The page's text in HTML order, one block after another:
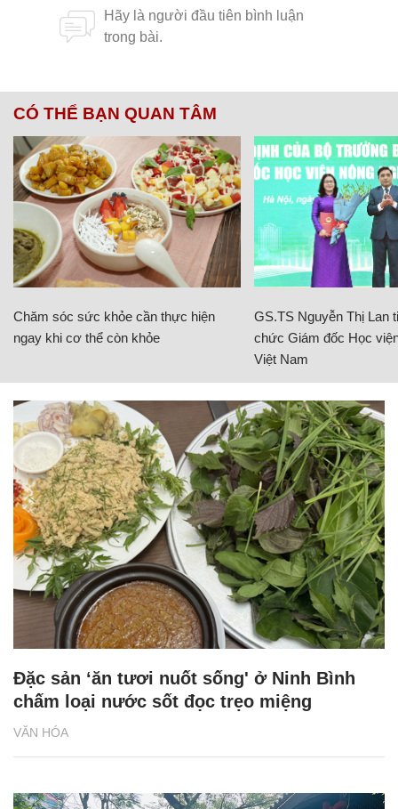
CÓ THỂ BẠN QUAN TÂM
Chăm sóc sức khỏe cần thực hiện
ngay khi cơ thể còn khỏe
GS.TS Nguyễn Thị Lan
chức Giám đốc Học
Việt Nam
VĂN HÓA
Đặc sản ‘ăn tươi nuốt sống' ở Ninh Bình
chấm loại nước sốt đọc trẹo miệng